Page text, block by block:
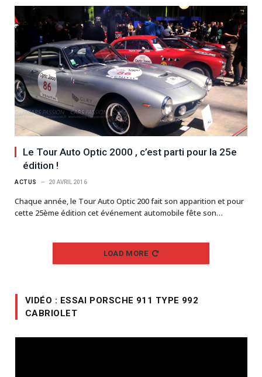
Le Tour Auto Optic 2000 , c’est parti pour la 25e
édition !
ACTUS 20 AVRIL 2016
Chaque année, le Tour Auto Optic 200 fait son apparition et pour
cette 25ème édition cet événement automobile fête son…
LOAD MORE
VIDÉO : ESSAI PORSCHE 911 TYPE 992
CABRIOLET